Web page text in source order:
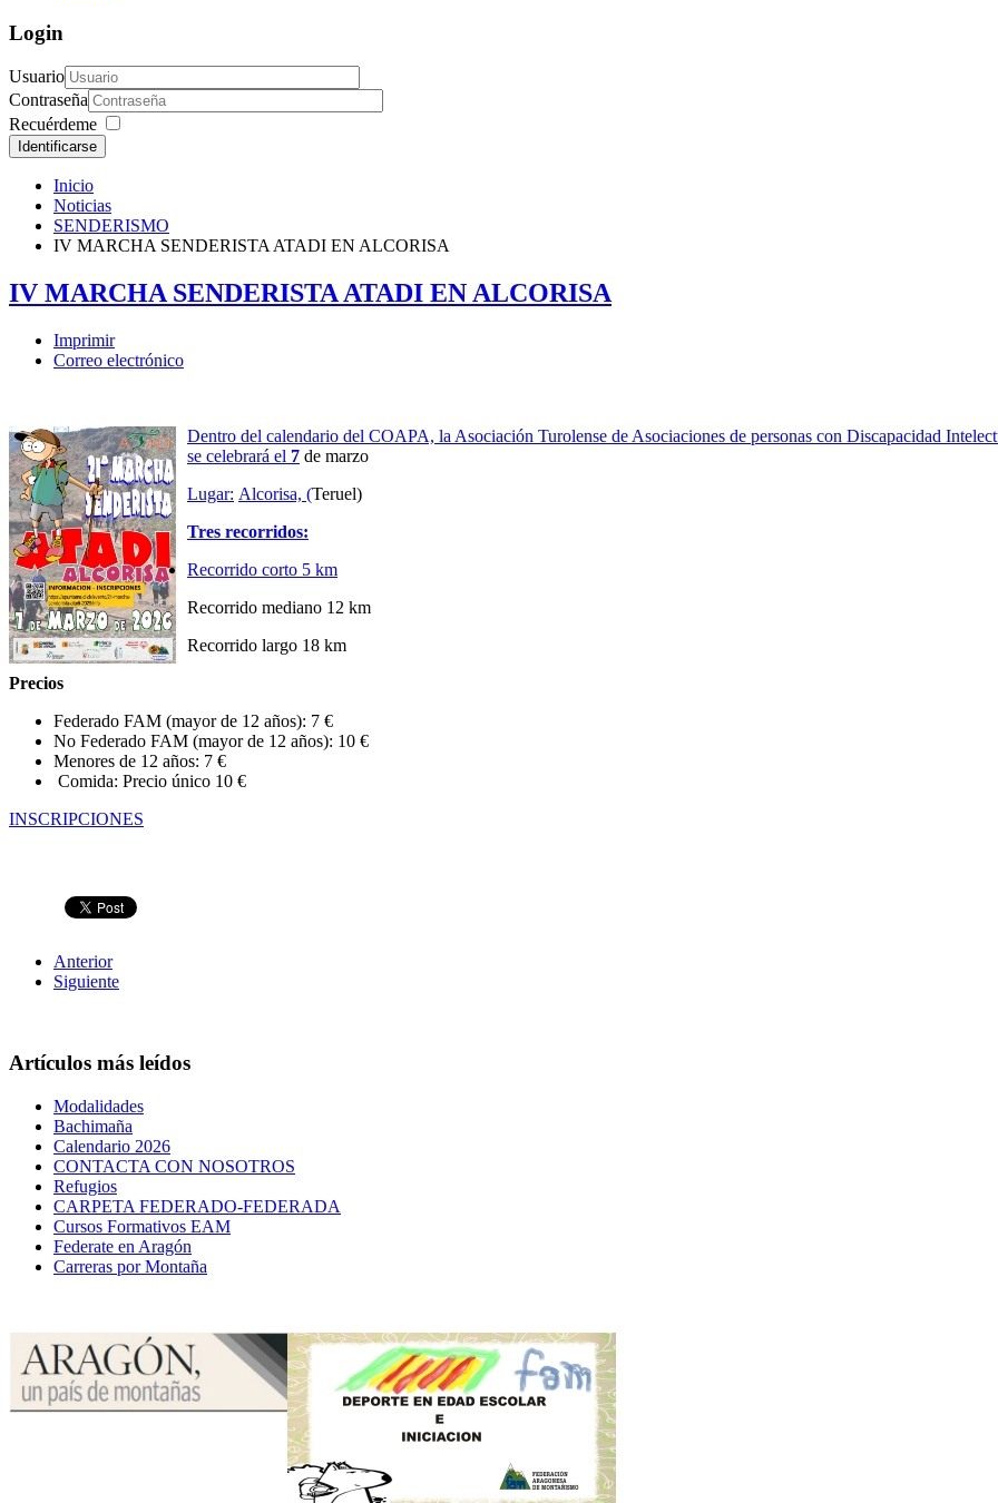
Login
Usuario
Contraseña
Recuérdeme
Identificarse
Inicio
Noticias
SENDERISMO
IV MARCHA SENDERISTA ATADI EN ALCORISA
IV MARCHA SENDERISTA ATADI EN ALCORISA
Imprimir
Correo electrónico
Dentro del calendario del COAPA, la Asociación Turolense de Asociaciones de personas con Discapacidad
se celebrará el 7 de marzo
Lugar: Alcorisa, (Teruel)
Tres recorridos:
Recorrido corto 5 km
Recorrido mediano 12 km
Recorrido largo 18 km
Precios
Federado FAM (mayor de 12 años): 7 €
No Federado FAM (mayor de 12 años): 10 €
Menores de 12 años: 7 €
Comida: Precio único 10 €
INSCRIPCIONES
Anterior
Siguiente
Artículos más leídos
Modalidades
Bachimaña
Calendario 2026
CONTACTA CON NOSOTROS
Refugios
CARPETA FEDERADO-FEDERADA
Cursos Formativos EAM
Federate en Aragón
Carreras por Montaña